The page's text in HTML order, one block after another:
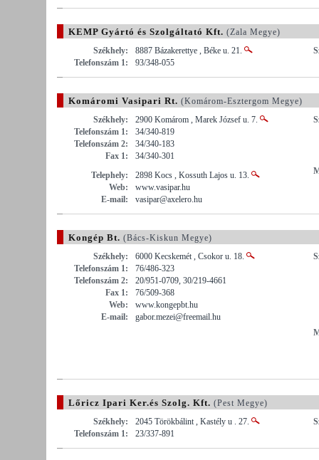
KEMP Gyártó és Szolgáltató Kft. (Zala Megye)
Székhely:
8887 Bázakerettye , Béke u. 21.
Telefonszám 1:
93/348-055
Komáromi Vasipari Rt. (Komárom-Esztergom Megye)
Székhely:
2900 Komárom , Marek József u. 7.
Telefonszám 1:
34/340-819
Telefonszám 2:
34/340-183
Fax 1:
34/340-301
Telephely:
2898 Kocs , Kossuth Lajos u. 13.
Web:
www.vasipar.hu
E-mail:
vasipar@axelero.hu
Kongép Bt. (Bács-Kiskun Megye)
Székhely:
6000 Kecskemét , Csokor u. 18.
Telefonszám 1:
76/486-323
Telefonszám 2:
20/951-0709, 30/219-4661
Fax 1:
76/509-368
Web:
www.kongepbt.hu
E-mail:
gabor.mezei@freemail.hu
Lőricz Ipari Ker.és Szolg. Kft. (Pest Megye)
Székhely:
2045 Törökbálint , Kastély u . 27.
Telefonszám 1:
23/337-891